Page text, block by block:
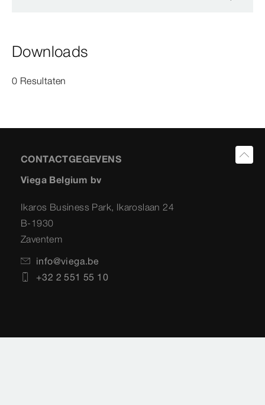
Downloads
0 Resultaten
CONTACTGEGEVENS
Viega Belgium bv
Ikaros Business Park, Ikaroslaan 24
B-1930
Zaventem
info@viega.be
+32 2 551 55 10